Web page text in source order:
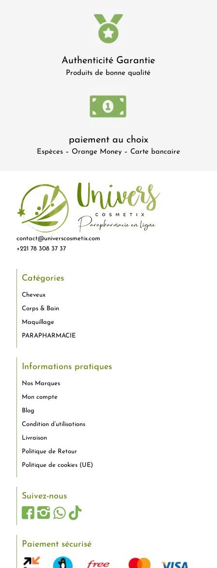
Authenticité Garantie
Produits de bonne qualité
paiement au choix
Espèces – Orange Money – Carte bancaire
contact@universcosmetix.com
+221 78 308 37 37
Catégories
Cheveux
Corps & Bain
Maquillage
PARAPHARMACIE
Informations pratiques
Nos Marques
Mon compte
Blog
Condition d’utilisations
Livraison
Politique de Retour
Politique de cookies (UE)
Suivez-nous
Paiement sécurisé